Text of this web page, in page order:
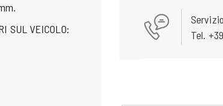
SUL VEICOLO:
Tel.